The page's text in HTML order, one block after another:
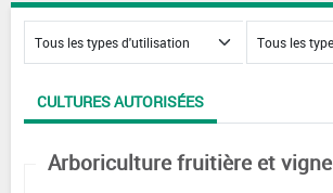
CULTURES AUTORISÉES
Arboriculture fruitière et vigne